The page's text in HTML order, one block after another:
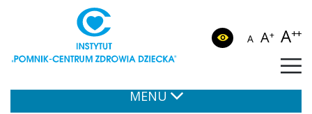
A A+ A++
MENU